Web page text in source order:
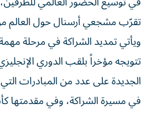
تقرّب مشجعي أرسنال حول العالم
ويأتي تمديد الشراكة في مرحلة
تتويجه مؤخراً بلقب الدوري
الجديدة على عدد من المبادرات
في مسيرة الشراكة، وفي مقدمتها